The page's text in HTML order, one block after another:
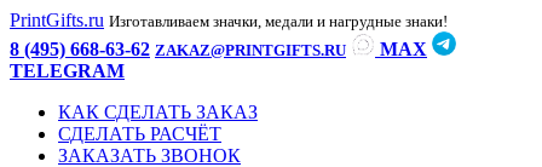
PrintGifts.ru Изготавливаем значки, медали и нагрудные знаки!
8 (495) 668-63-62 ZAKAZ@PRINTGIFTS.RU
MAX
TELEGRAM
КАК СДЕЛАТЬ ЗАКАЗ
СДЕЛАТЬ РАСЧЁТ
ЗАКАЗАТЬ ЗВОНОК